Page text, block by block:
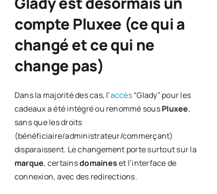
compte Pluxee (ce qui a
changé et ce qui ne
change pas)
Dans la majorité des cas, l’accès“Glady” pour les
cadeaux a été intégré ou renommé sousPluxee,
sans que les droits
(bénéficiaire/administrateur/commerçant)
disparaissent. Le changement porte surtout sur la
marque, certainsdomaineset l’interface de
connexion, avec des redirections.